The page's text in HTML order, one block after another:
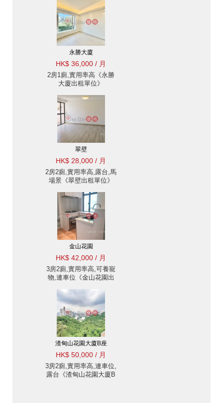
永勝大廈
HK$ 36,000 / 月
2房1廁,實用率高《永勝
大廈出租單位》
翠壁
HK$ 28,000 / 月
2房2廁,實用率高,露台,馬
場景《翠壁出租單位》
金山花園
HK$ 42,000 / 月
3房2廁,實用率高,可養寵
物,連車位《金山花園出
渣甸山花園大廈B座
HK$ 50,000 / 月
3房2廁,實用率高,連車位,
露台《渣甸山花園大廈B